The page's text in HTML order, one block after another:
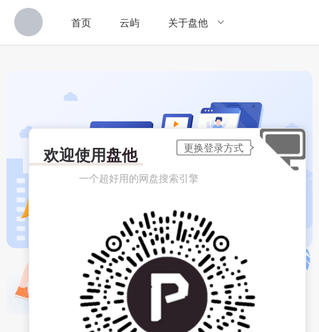
首页 云屿 关于盘他
欢迎使用盘他
一个超好用的网盘搜索引擎